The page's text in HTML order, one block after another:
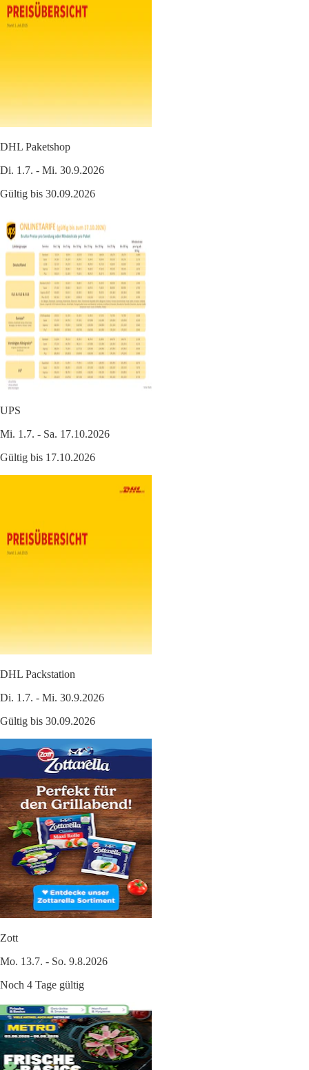
DHL Paketshop
Di. 1.7. - Mi. 30.9.2026
Gültig bis 30.09.2026
UPS
Mi. 1.7. - Sa. 17.10.2026
Gültig bis 17.10.2026
DHL Packstation
Di. 1.7. - Mi. 30.9.2026
Gültig bis 30.09.2026
Zott
Mo. 13.7. - So. 9.8.2026
Noch 4 Tage gültig